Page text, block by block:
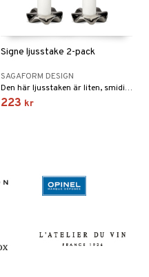
Signe ljusstake 2-pack
SAGAFORM DESIGN
Den här ljusstaken är liten, smidig och lättplacerad, ju fler tillsammans desto snyggare.
223 kr